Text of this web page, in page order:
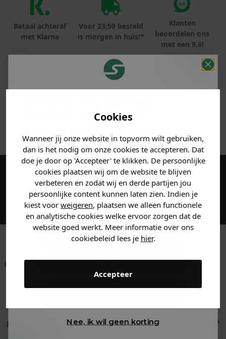
Cookies
Wanneer jij onze website in topvorm wilt gebruiken,
dan is het nodig om onze cookies te accepteren. Dat
doe je door op 'Accepteer' te klikken. De persoonlijke
cookies plaatsen wij om de website te blijven
verbeteren en zodat wij en derde partijen jou
persoonlijke content kunnen laten zien. Indien je
kiest voor weigeren, plaatsen we alleen functionele
en analytische cookies welke ervoor zorgen dat de
website goed werkt. Meer informatie over ons
cookiebeleid lees je hier.
Accepteer
Betaal achteraf
met Klarna
Voor 23:59 besteld
is morgen in huis!*
Klanten
beoordelen ons
met een 9,6!
PRODUCTINFORMATIE
ANDERE BESTELDEN OOK
Maak een account aan en ontvang 5%
korting op je eerste bestelling!
Betaal achteraf met
is morgen in huis!*
Retourneren
korting ontvangen!
Vertel ons waar je naar op
zoek bent en claim direct
jouwkorting.
Heren kleding
Dames kleding
Kids kleding
Nee, ik wil geen korting